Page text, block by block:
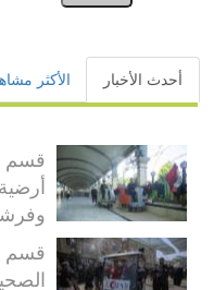
أحدث الأخبار الأكثر
قسم
قسم